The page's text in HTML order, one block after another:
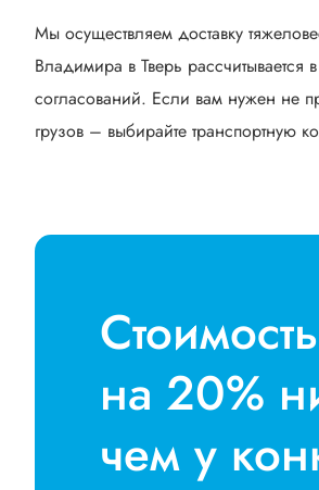
Мы осуществляем доставку
Владимира в Тверь
согласований. Если вам нужен не
грузов – выбирайте транспортную
на 20%
чем у